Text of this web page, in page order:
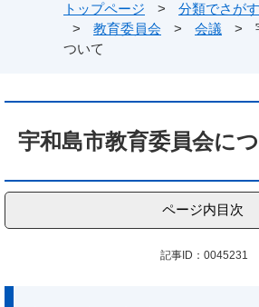
トップページ > 分類でさがす
>
教育委員会 > 会議 >
ついて
宇和島市教育委員会に
ページ内目次
記事ID：0045231